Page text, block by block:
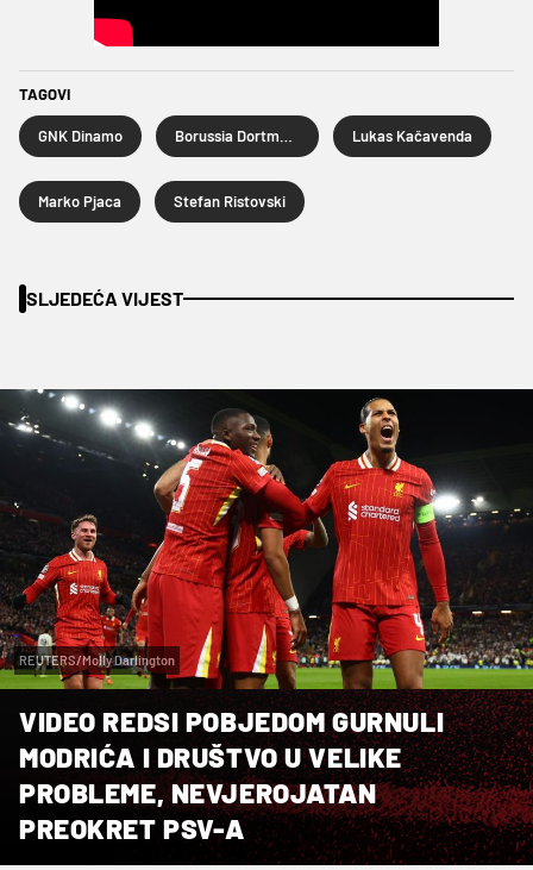
TAGOVI
GNK Dinamo Lukas Kačavenda
Marko Pjaca Stefan Ristovski
SLJEDEĆA VIJEST
REUTERS/Molly Darlington
VIDEO REDSI POBJEDOM GURNULI
MODRIĆA I DRUŠTVO U VELIKE
PROBLEME, NEVJEROJATAN
PREOKRET PSV-A